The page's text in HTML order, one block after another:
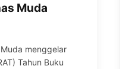
Muda
menggelar
Tahun Buku